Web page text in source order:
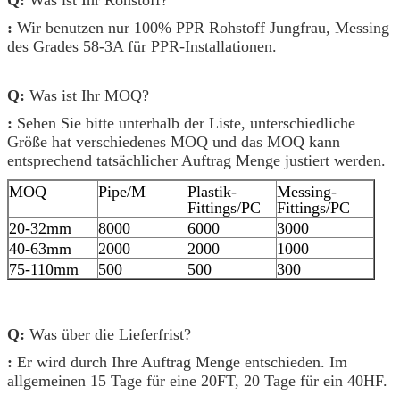
: Wir benutzen nur 100% PPR Rohstoff Jungfrau, Messing
des Grades 58-3A für PPR-Installationen.
Q: Was ist Ihr MOQ?
: Sehen Sie bitte unterhalb der Liste, unterschiedliche
Größe hat verschiedenes MOQ und das MOQ kann
entsprechend tatsächlicher Auftrag Menge justiert werden.
MOQ
Pipe/M
Plastik-
Fittings/PC
Messing-
Fittings/PC
20-32mm
8000 6000
3000
40-63mm
2000 2000
1000
75-110mm
500 500 300
Q: Was über die Lieferfrist?
: Er wird durch Ihre Auftrag Menge entschieden. Im
allgemeinen 15 Tage für eine 20FT, 20 Tage für ein 40HF.